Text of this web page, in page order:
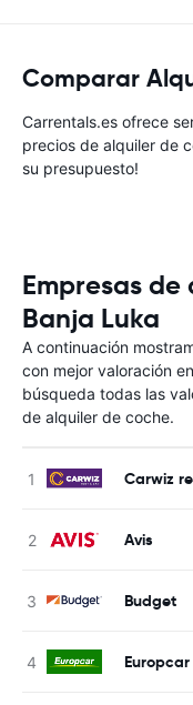
Comparar
Carrentals.es ofrece
precios de alquiler de
su presupuesto!
Empresas
Banja Luka
A continuación
con mejor valoración
búsqueda todas las
de alquiler de coche.
Carwiz
Avis
Budget
Europcar